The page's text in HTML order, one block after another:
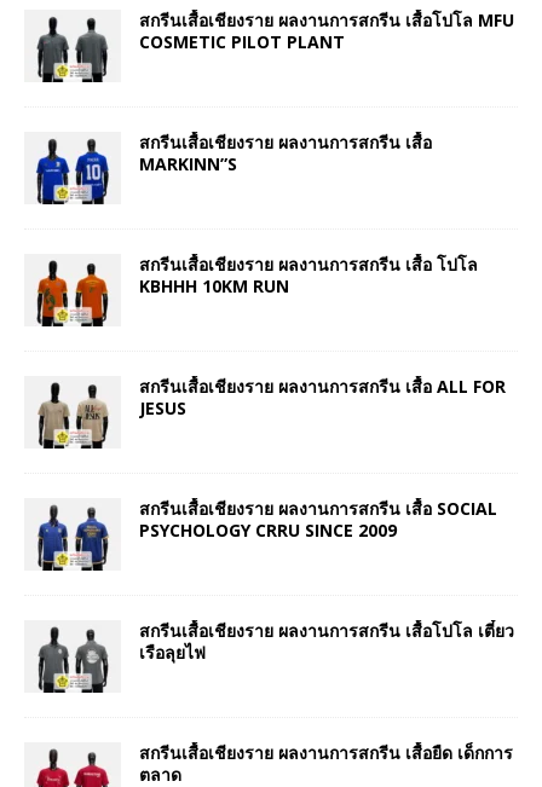
สกรีนเสื้อเชียงราย ผลงานการสกรีน เสื้อโปโล MFU
COSMETIC PILOT PLANT
สกรีนเสื้อเชียงราย ผลงานการสกรีน เสื้อ
MARKINN”S
สกรีนเสื้อเชียงราย ผลงานการสกรีน เสื้อ โปโล
KBHHH 10KM RUN
สกรีนเสื้อเชียงราย ผลงานการสกรีน เสื้อ ALL FOR
JESUS
สกรีนเสื้อเชียงราย ผลงานการสกรีน เสื้อ SOCIAL
PSYCHOLOGY CRRU SINCE 2009
สกรีนเสื้อเชียงราย ผลงานการสกรีน เสื้อโปโล เตี๋ยว
เรือลุยไฟ
สกรีนเสื้อเชียงราย ผลงานการสกรีน เสื้อยืด เด็กการ
ตลาด